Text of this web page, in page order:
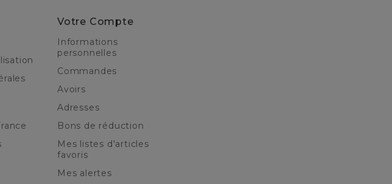
Votre Compte
Informations
personnelles
Commandes
Avoirs
Adresses
Bons de réduction
Mes listes d'articles
favoris
Mes alertes